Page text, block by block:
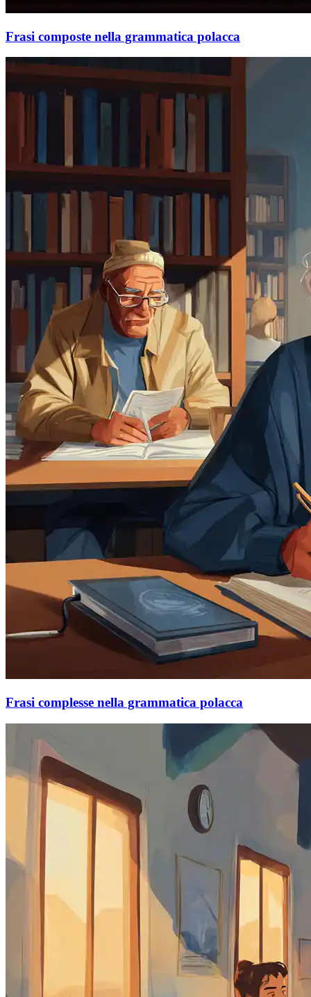
Frasi composte nella grammatica polacca
Frasi complesse nella grammatica polacca